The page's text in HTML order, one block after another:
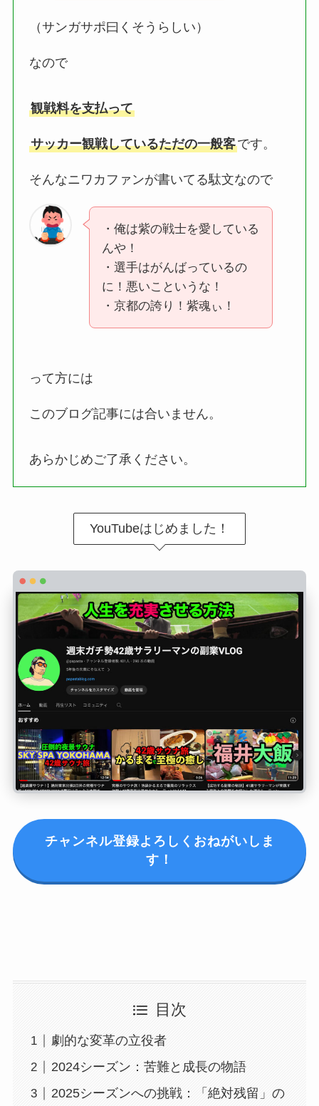
（サンガサポ曰くそうらしい）
なので
観戦料を支払って
サッカー観戦しているただの一般客です。
そんなニワカファンが書いてる駄文なので
・俺は紫の戦士を愛している
んや！
・選手はがんばっているの
に！悪いこというな！
・京都の誇り！紫魂ぃ！
って方には
このブログ記事には合いません。
あらかじめご了承ください。
YouTubeはじめました！
チャンネル登録よろしくおねがいしま
す！
目次
劇的な変革の立役者
2024シーズン：苦難と成長の物語
2025シーズンへの挑戦：「絶対残留」の